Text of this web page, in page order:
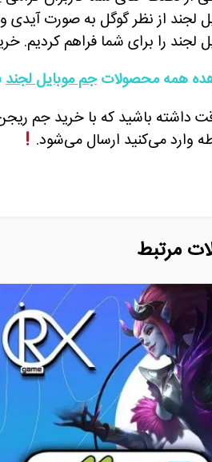
لجند از نظر گوگل به صورت آیدی
لجند را برای شما فراهم کردیم.
همه محصولاتجم موبایل لجند
داشته باشید که با خرید جم ریجن
وارد می‌کنید ارسال می‌شود.
مرتبط